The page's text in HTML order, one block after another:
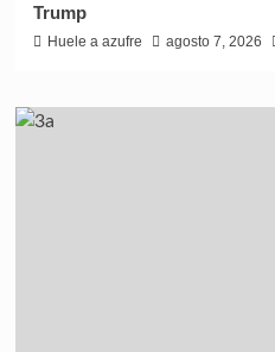
Trump
Huele a azufre agosto 7, 2026